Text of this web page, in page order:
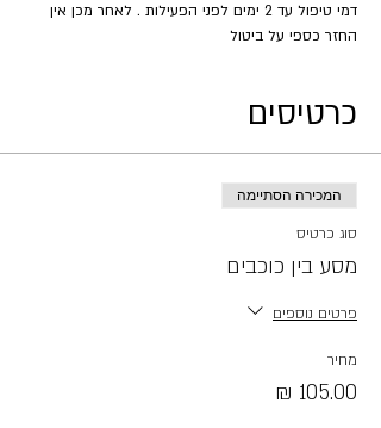
דמי טיפול עד 2 ימים לפני הפעילות . לאחר מכן אין
החזר כספי על ביטול
כרטיסים
המכירה הסתיימה
סוג כרטיס
מסע בין כוכבים
פרטים נוספים
מחיר